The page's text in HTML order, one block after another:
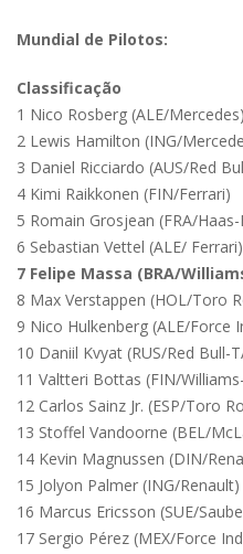
Mundial de Pilotos:
Classificação
1 Nico Rosberg (ALE/Mercedes)
2 Lewis Hamilton (ING/
3 Daniel Ricciardo (AUS/Red
4 Kimi Raikkonen (FIN/Ferrari)
5 Romain Grosjean (FRA/
6 Sebastian Vettel (ALE/ Ferrari)
7 Felipe Massa (BRA/
8 Max Verstappen (HOL/Toro
9 Nico Hulkenberg (ALE/Force
10 Daniil Kvyat (RUS/Red Bull-
11 Valtteri Bottas (FIN/
12 Carlos Sainz Jr. (ESP/Toro
13 Stoffel Vandoorne (BEL/
14 Kevin Magnussen (DIN/
15 Jolyon Palmer (ING/Renault)
16 Marcus Ericsson (SUE/
17 Sergio Pérez (MEX/Force